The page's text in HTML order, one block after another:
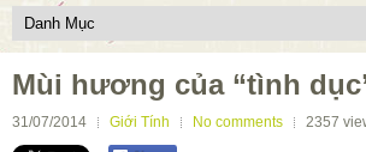
Mùi hương của “tình
31/07/2014 Giới Tính No comments 2357